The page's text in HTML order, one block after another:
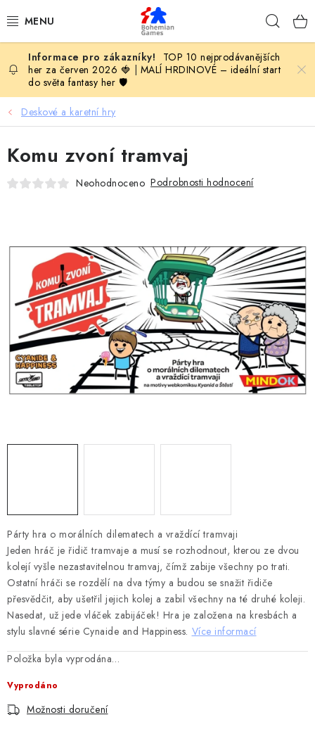
na
KOMPLETNÍ NABÍDKA HER
PODLE VĚKU
OLOHRANÍ
B2B SEKCE
DESKOHERNÍ KLUBY, DDM, KNIHOVNY A JINÉ
ZÁJMOVÉ ORGANIZACE
ZÁKLADNÍ A MATEŘSKÉ ŠKOLY, STŘEDNÍ ŠKOLY A
JINÁ VZDĚLÁVACÍ ZAŘÍZENÍ
Podmínky ochrany osobních údajů
Kalendář akcí Bohemian Games 🎉
Kde koupit hry Bohemian Games
Zákaznická podpora
Provizní systém
TOP 10 nejprodávanějších
her za červen 2026 🍓
MALÍ HRDINOVÉ – ideální start
do světa fantasy her 🛡️
Deskové a karetní hry
Párty hra o morálních dilematech a vraždící tramvaji
Jeden hráč je řidič tramvaje a musí se rozhodnout, kterou ze dvou
kolejí vyšle nezastavitelnou tramvaj, čímž zabije všechny po trati.
Ostatní hráči se rozdělí na dva týmy a budou se snažit řidiče
přesvědčit, aby ušetřil jejich kolej a zabil všechny na té druhé koleji.
Nasedat, už jede vláček zabijáček! Hra je založena na kresbách a
stylu slavné série Cynaide and Happiness. Více informací
Položka byla vyprodána…
Vyprodáno
Možnosti doručení
Komu zvoní tramvaj
Neohodnoceno Podrobnosti hodnocení